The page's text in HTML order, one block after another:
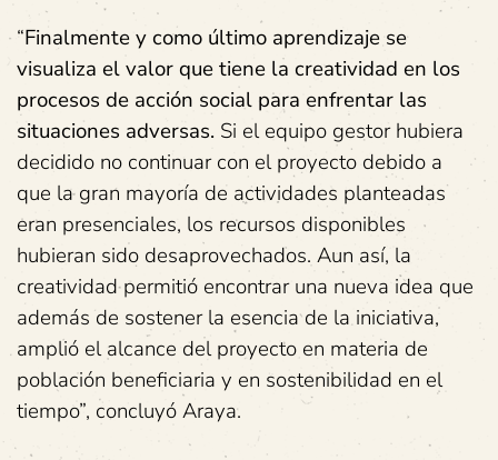
“Finalmente y como último aprendizaje se
visualiza el valor que tiene la creatividad en los
procesos de acción social para enfrentar las
situaciones adversas. Si el equipo gestor hubiera
decidido no continuar con el proyecto debido a
que la gran mayoría de actividades planteadas
eran presenciales, los recursos disponibles
hubieran sido desaprovechados. Aun así, la
creatividad permitió encontrar una nueva idea que
además de sostener la esencia de la iniciativa,
amplió el alcance del proyecto en materia de
población beneficiaria y en sostenibilidad en el
tiempo”, concluyó Araya.